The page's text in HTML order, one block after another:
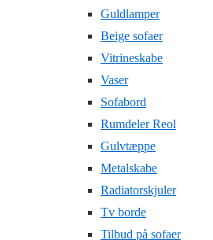
Guldlamper
Beige sofaer
Vitrineskabe
Vaser
Sofabord
Rumdeler Reol
Gulvtæppe
Metalskabe
Radiatorskjuler
Tv borde
Tilbud på sofaer